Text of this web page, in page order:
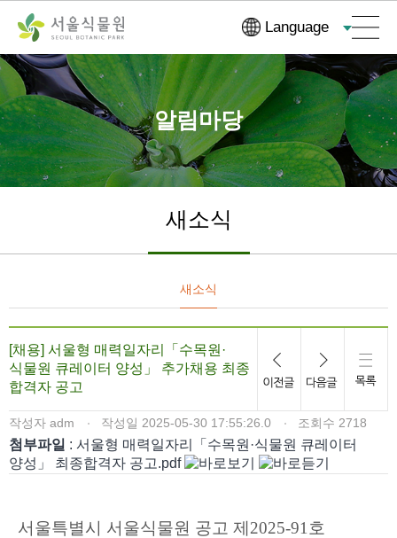
츠
바
로
가
기
본문으로
바로가기
Language
알림마당
새소식
새소식
[채용] 서울형 매력일자리「수목원·
식물원 큐레이터 양성」 추가채용 최종
합격자 공고
작성자 adm 작성일 2025-05-30 17:55:26.0 조회수 2718
첨부파일 : 서울형 매력일자리「수목원·식물원 큐레이터
양성」 최종합격자 공고.pdf
서울특별시 서울식물원 공고 제 2025-91 호